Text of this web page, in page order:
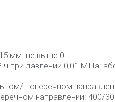
мм: не выше 0
ч при давлении 0,01 МПа:
поперечном
направлении: 400/